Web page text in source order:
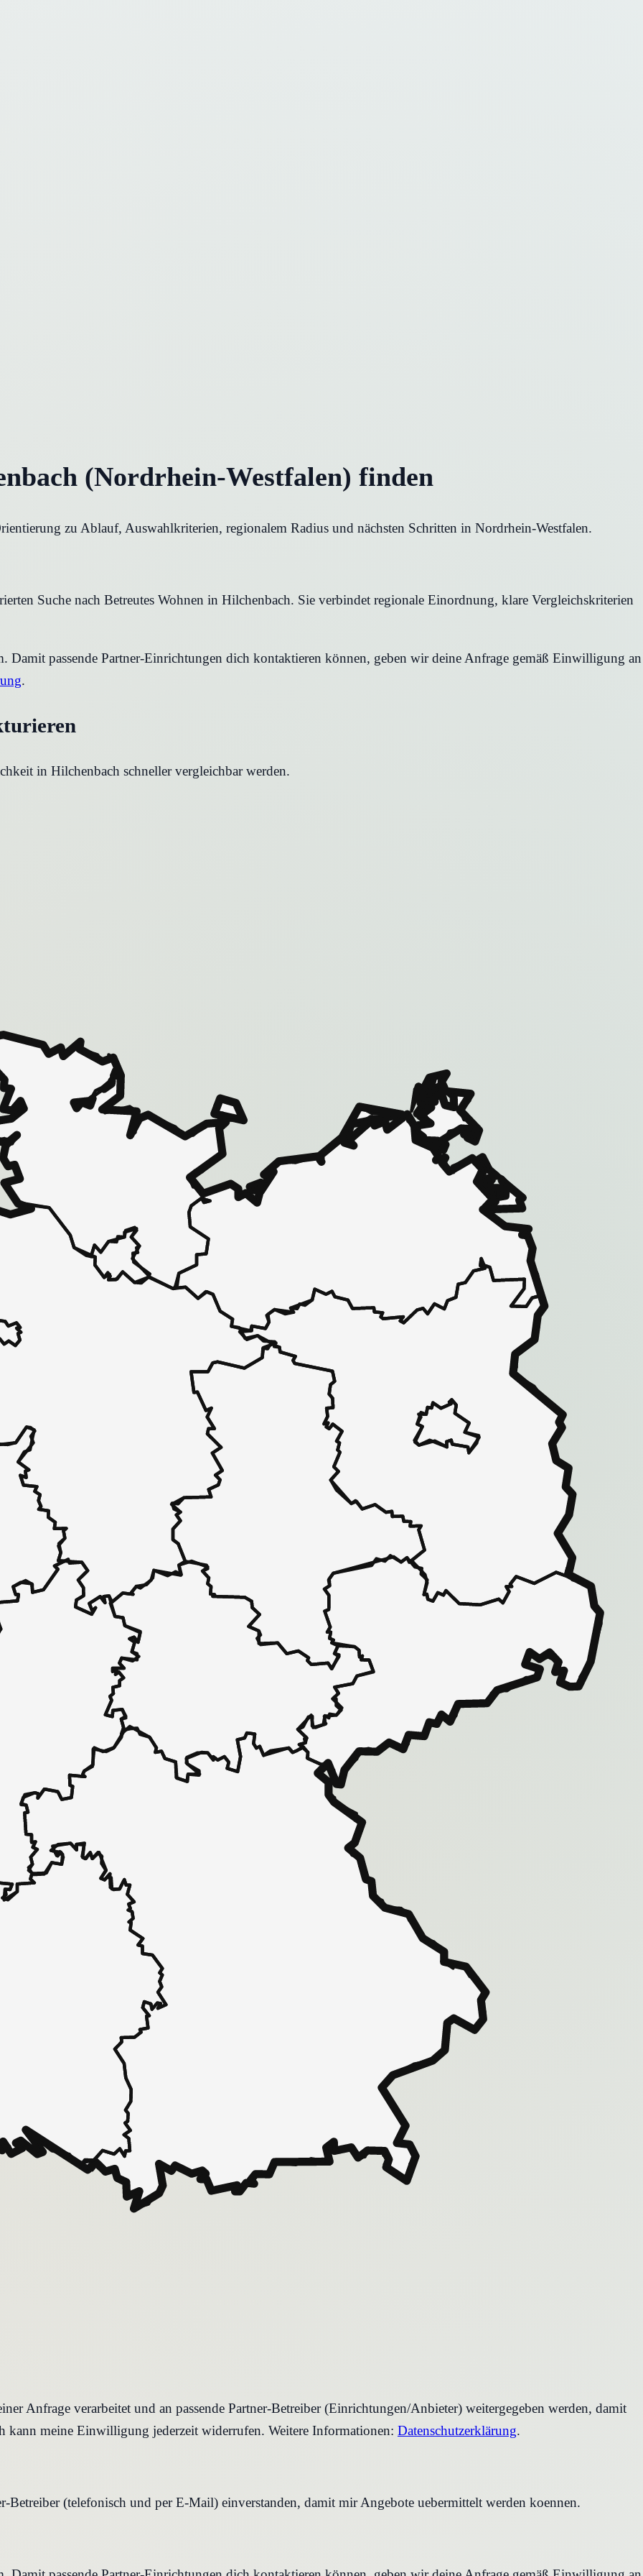
(Nordrhein-Westfalen) finden
zu Ablauf, Auswahlkriterien, regionalem Radius und nächsten Schritten in Nordrhein-Westfalen.
Suche nach Betreutes Wohnen in Hilchenbach. Sie verbindet regionale Einordnung, klare Vergleichskriterien
passende Partner-Einrichtungen dich kontaktieren können, geben wir deine Anfrage gemäß Einwilligung an
.
in Hilchenbach schneller vergleichbar werden.
in 30 Sekunden zu einem Pflegeplatz
bei Ihnen.
Anfrage verarbeitet und an passende Partner-Betreiber (Einrichtungen/Anbieter) weitergegeben werden, damit
kann meine Einwilligung jederzeit widerrufen. Weitere Informationen: Datenschutzerklärung.
Betreiber (telefonisch und per E-Mail) einverstanden, damit mir Angebote uebermittelt werden koennen.